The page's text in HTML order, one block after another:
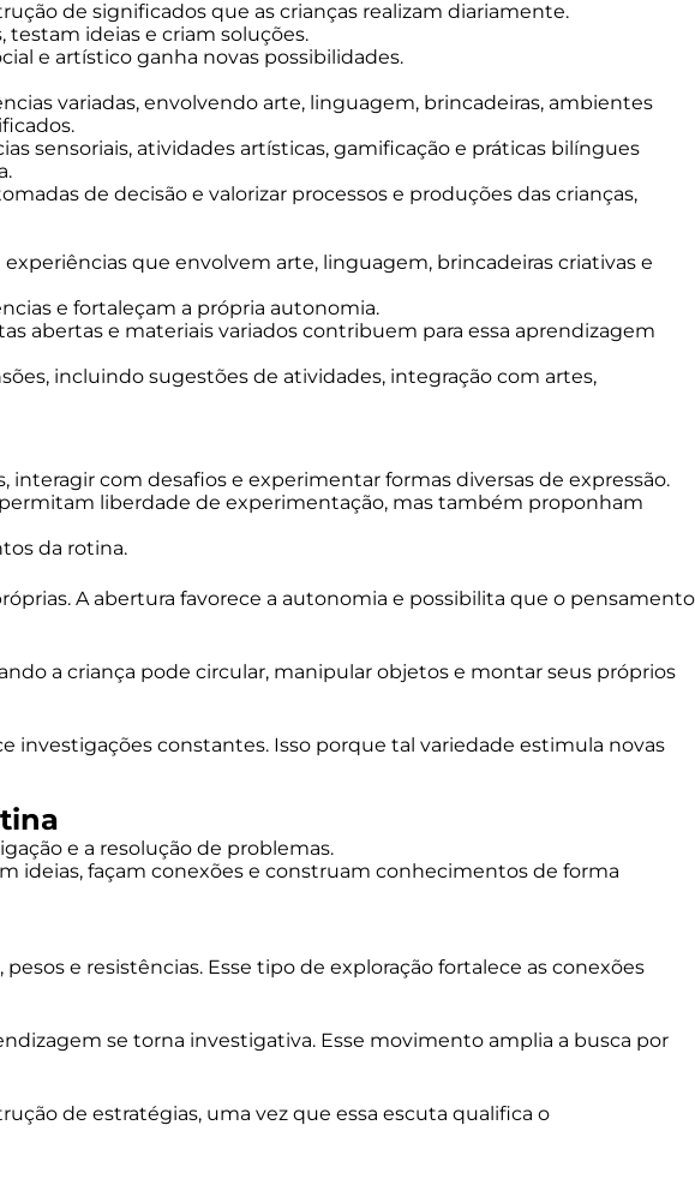
de significados que as crianças realizam diariamente.
ideias e criam soluções.
e artístico ganha novas possibilidades.
variadas, envolvendo arte, linguagem, brincadeiras, ambientes
sensoriais, atividades artísticas, gamificação e práticas bilíngues
de decisão e valorizar processos e produções das crianças,
que envolvem arte, linguagem, brincadeiras criativas e
e fortaleçam a própria autonomia.
abertas e materiais variados contribuem para essa aprendizagem
incluindo sugestões de atividades, integração com artes,
com desafios e experimentar formas diversas de expressão.
liberdade de experimentação, mas também proponham
da rotina.
A abertura favorece a autonomia e possibilita que o pensamento
a criança pode circular, manipular objetos e montar seus próprios
investigações constantes. Isso porque tal variedade estimula novas
e a resolução de problemas.
ideias, façam conexões e construam conhecimentos de forma
e resistências. Esse tipo de exploração fortalece as conexões
se torna investigativa. Esse movimento amplia a busca por
de estratégias, uma vez que essa escuta qualifica o